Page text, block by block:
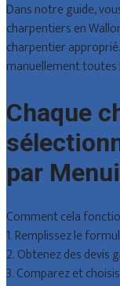
Dans notre guide,
charpentiers en
charpentier
manuellement toutes
Chaque
par
Comment cela
1. Remplissez le
2. Obtenez des devis
3. Comparez et